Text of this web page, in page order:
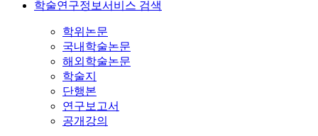
학술연구정보서비스 검색
학위논문
국내학술논문
해외학술논문
학술지
단행본
연구보고서
공개강의